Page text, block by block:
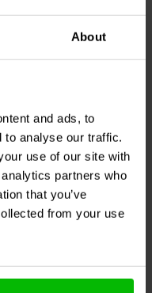
About
and ads, to
to analyse our traffic.
use of our site with
partners who
that you’ve
from your use
4
Vergleichen
1 Auf Lager